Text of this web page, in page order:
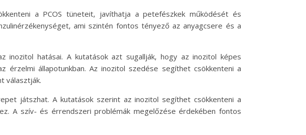
a PCOS tüneteit, javíthatja a petefészkek működését és
ami szintén fontos tényező az anyagcsere és a
hatásai. A kutatások azt sugallják, hogy az inozitol képes
érzelmi állapotunkban. Az inozitol szedése segíthet csökkenteni a
választják.
játszhat. A kutatások szerint az inozitol segíthet csökkenteni a
A szív- és érrendszeri problémák megelőzése érdekében fontos